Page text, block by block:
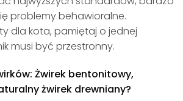
problemy behawioralne.
dla kota, pamiętaj o jednej
musi być przestronny.
Żwirek bentonitowy,
żwirek drewniany?